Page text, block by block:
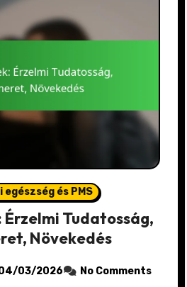
egészség és PMS
Érzelmi Tudatosság,
Növekedés
03/2026 No Comments